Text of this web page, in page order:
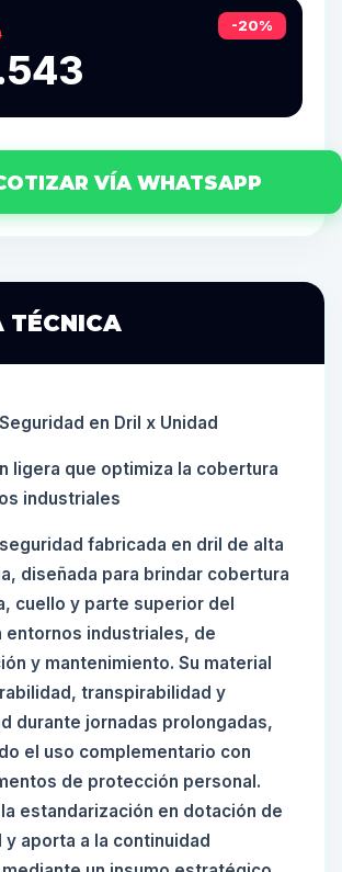
-20%
VÍA WHATSAPP
TÉCNICA
en Dril x Unidad
ligera que optimiza la cobertura
industriales
fabricada en dril de alta
diseñada para brindar cobertura
cuello y parte superior del
entornos industriales, de
y mantenimiento. Su material
transpirabilidad y
durante jornadas prolongadas,
el uso complementario con
de protección personal.
estandarización en dotación de
y aporta a la continuidad